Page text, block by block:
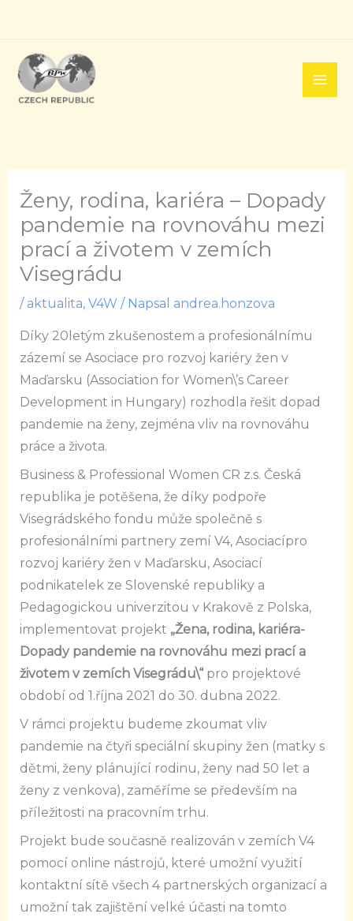
obsah
Ženy, rodina, kariéra – Dopady
pandemie na rovnováhu mezi
prací a životem v zemích
Visegrádu
/ aktualita, V4W / Napsal andrea.honzova
Díky 20letým zkušenostem a profesionálnímu
zázemí se Asociace pro rozvoj kariéry žen v
Maďarsku (Association for Women\’s Career
Development in Hungary) rozhodla řešit dopad
pandemie na ženy, zejména vliv na rovnováhu
práce a života.
Business & Professional Women CR z.s. Česká
republika je potěšena, že díky podpoře
Visegrádského fondu může společně s
profesionálními partnery zemí V4, Asociacípro
rozvoj kariéry žen v Maďarsku, Asociací
podnikatelek ze Slovenské republiky a
Pedagogickou univerzitou v Krakově z Polska,
implementovat projekt „Žena, rodina, kariéra-
Dopady pandemie na rovnováhu mezi prací a
životem v zemích Visegrádu\“pro projektové
období od 1.října 2021 do 30. dubna 2022.
V rámci projektu budeme zkoumat vliv
pandemie na čtyři speciální skupiny žen (matky s
dětmi, ženy plánující rodinu, ženy nad 50 let a
ženy z venkova), zaměříme se především na
příležitosti na pracovním trhu.
Projekt bude současně realizován v zemích V4
pomocí online nástrojů, které umožní využití
kontaktní sítě všech 4 partnerských organizací a
umožní tak zajištění velké účasti na tomto